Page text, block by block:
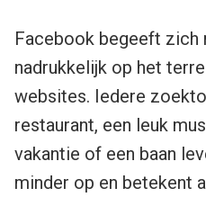
Facebook begeeft zich
nadrukkelijk op het
websites. Iedere
restaurant, een leuk
vakantie of een baan
minder op en betekent